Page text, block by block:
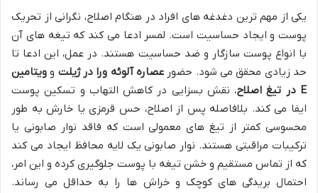
یکی از مهم ترین دغدغه های افراد در هنگام اصلاح، نگرانی از تحریک
پوست و ایجاد حساسیت است. لمسر ادعا می کند که تیغه های آن
با انواع پوست سازگار و ضد حساسیت هستند. در عمل، این ادعا تا
حد زیادی محقق می شود. حضور عصاره آلوئه ورا در ژیلت و ویتامین
E در تیغ اصلاح
، نقش بسزایی در کاهش التهاب و تسکین پوست
ایفا می کند. بلافاصله پس از اصلاح، حس قرمزی یا خارش به طور
محسوسی کمتر از تیغ های معمولی است که فاقد نوار صابونی یا
ترکیبات مراقبتی هستند. نوار صابونی یک لایه محافظ ایجاد می کند
که از تماس مستقیم و خشن تیغه با پوست جلوگیری کرده و این امر،
احتمال بریدگی های کوچک و خراش ها را به حداقل می رساند.